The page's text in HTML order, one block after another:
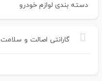
دسته بندی لوازم خودرو
گارانتی اصالت و سلامت